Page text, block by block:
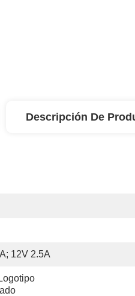
Descripción De
12V 2.5A